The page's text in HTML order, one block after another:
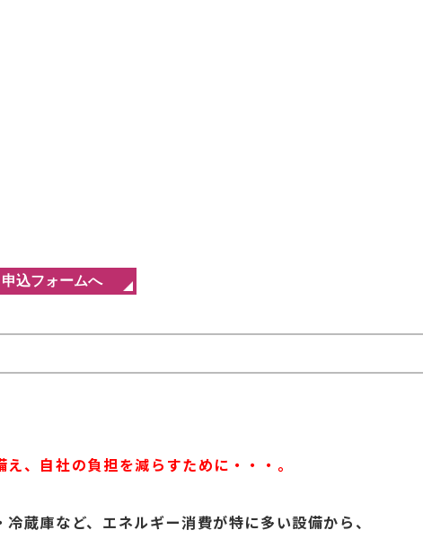
、自社の負担を減らすために・・・。
蔵庫など、エネルギー消費が特に多い設備から、